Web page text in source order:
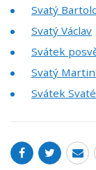
Svatý
Svatý Václav
Svátek
Svatý
Svátek